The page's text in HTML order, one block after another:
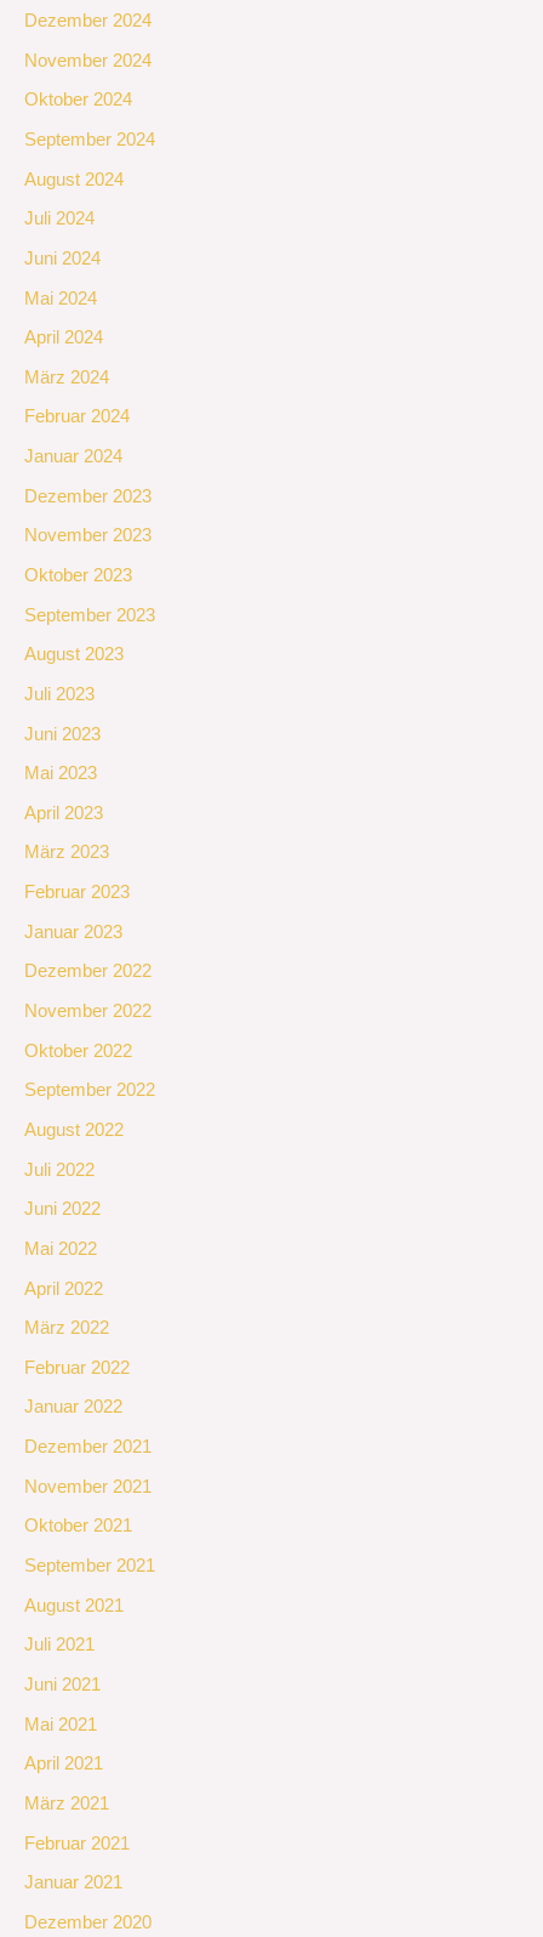
Dezember 2024
November 2024
Oktober 2024
September 2024
August 2024
Juli 2024
Juni 2024
Mai 2024
April 2024
März 2024
Februar 2024
Januar 2024
Dezember 2023
November 2023
Oktober 2023
September 2023
August 2023
Juli 2023
Juni 2023
Mai 2023
April 2023
März 2023
Februar 2023
Januar 2023
Dezember 2022
November 2022
Oktober 2022
September 2022
August 2022
Juli 2022
Juni 2022
Mai 2022
April 2022
März 2022
Februar 2022
Januar 2022
Dezember 2021
November 2021
Oktober 2021
September 2021
August 2021
Juli 2021
Juni 2021
Mai 2021
April 2021
März 2021
Februar 2021
Januar 2021
Dezember 2020